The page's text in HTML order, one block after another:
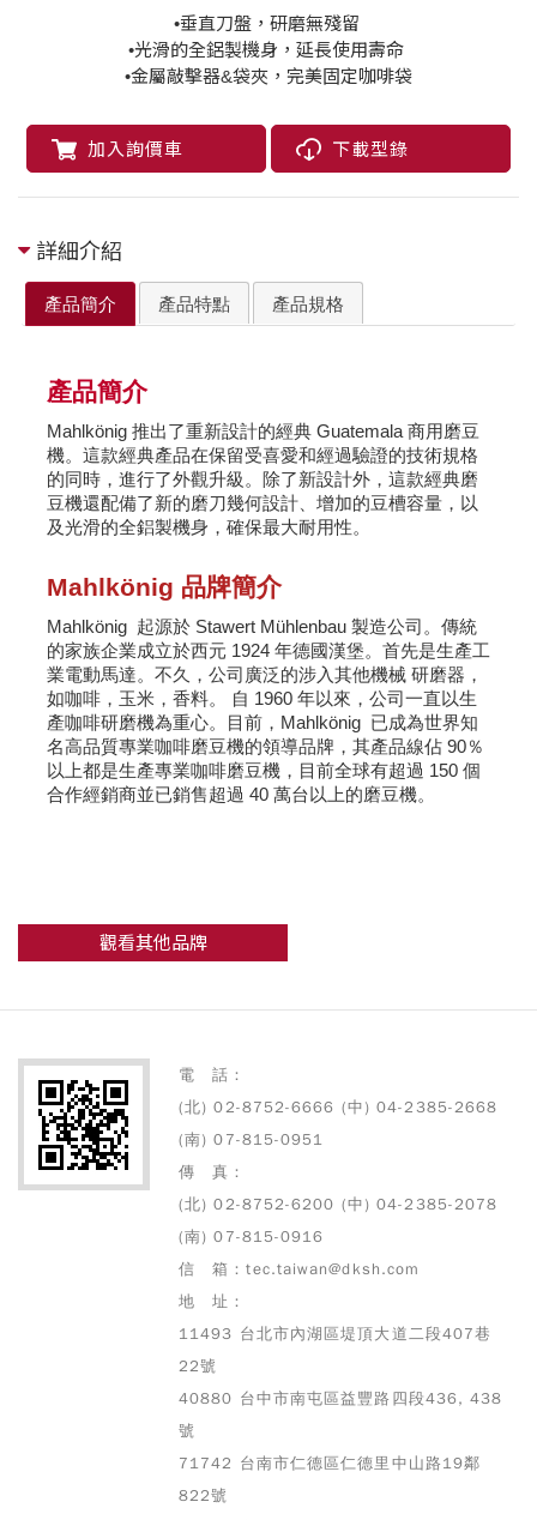
•垂直刀盤，研磨無殘留
•光滑的全鋁製機身，延長使用壽命
•金屬敲擊器&袋夾，完美固定咖啡袋
加入詢價車 下載型錄
詳細介紹
產品簡介 產品特點 產品規格
產品簡介
Mahlkönig 推出了重新設計的經典 Guatemala 商用磨豆
機。這款經典產品在保留受喜愛和經過驗證的技術規格
的同時，進行了外觀升級。除了新設計外，這款經典磨
豆機還配備了新的磨刀幾何設計、增加的豆槽容量，以
及光滑的全鋁製機身，確保最大耐用性。
Mahlkönig 品牌簡介
Mahlkönig  起源於 Stawert Mühlenbau 製造公司。傳統
的家族企業成立於西元 1924 年德國漢堡。首先是生產工
業電動馬達。不久，公司廣泛的涉入其他機械 研磨器，
如咖啡，玉米，香料。 自 1960 年以來，公司一直以生
產咖啡研磨機為重心。目前，Mahlkönig  已成為世界知
名高品質專業咖啡磨豆機的領導品牌，其產品線佔 90％
以上都是生產專業咖啡磨豆機，目前全球有超過 150 個
合作經銷商並已銷售超過 40 萬台以上的磨豆機。
觀看其他品牌
電 話：
(北) 02-8752-6666 (中) 04-2385-2668
(南) 07-815-0951
傳 真：
(北) 02-8752-6200 (中) 04-2385-2078
(南) 07-815-0916
信 箱：tec.taiwan@dksh.com
地 址：
11493 台北市內湖區堤頂大道二段407巷
22號
40880 台中市南屯區益豐路四段436, 438
號
71742 台南市仁德區仁德里中山路19鄰
822號